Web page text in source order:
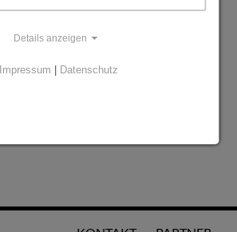
Details anzeigen
Impressum | Datenschutz